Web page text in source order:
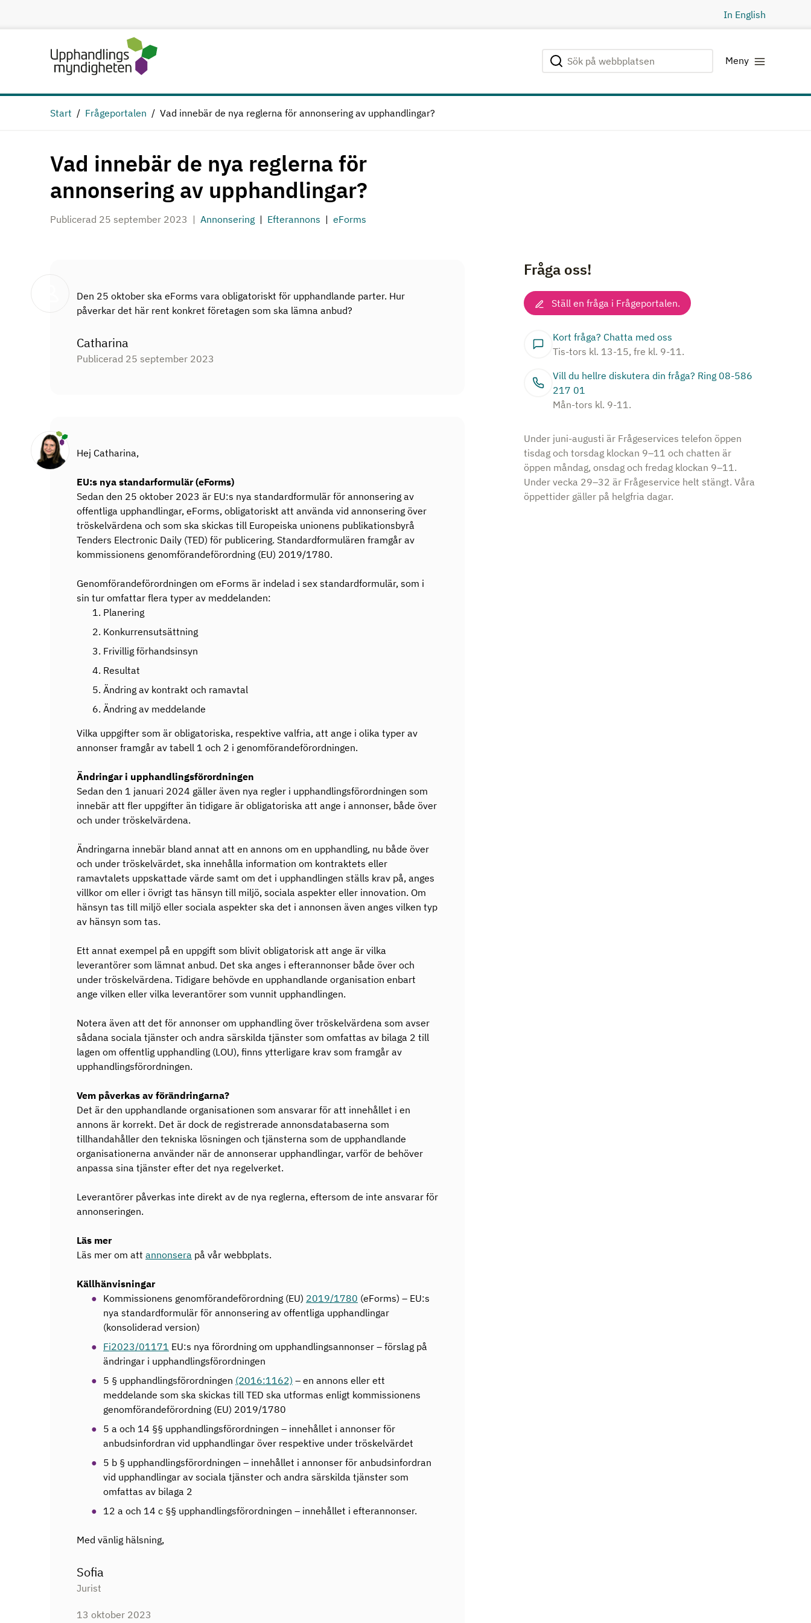
In English
Sök på webbplatsen
Genomför sökning Meny
Start Frågeportalen Vad innebär de nya reglerna för annonsering av upphandlingar?
Vad innebär de nya reglerna för
annonsering av upphandlingar?
Publicerad 25 september 2023 Annonsering Efterannons eForms
Den 25 oktober ska eForms vara obligatoriskt för upphandlande parter. Hur
påverkar det här rent konkret företagen som ska lämna anbud?
Catharina
Publicerad 25 september 2023
Hej Catharina,
EU:s nya standarformulär (eForms)
Sedan den 25 oktober 2023 är EU:s nya standardformulär för annonsering av
offentliga upphandlingar, eForms, obligatoriskt att använda vid annonsering över
tröskelvärdena och som ska skickas till Europeiska unionens publikationsbyrå
Tenders Electronic Daily (TED) för publicering. Standardformulären framgår av
kommissionens genomförandeförordning (EU) 2019/1780.
Genomförandeförordningen om eForms är indelad i sex standardformulär, som i
sin tur omfattar flera typer av meddelanden:
Planering
Konkurrensutsättning
Frivillig förhandsinsyn
Resultat
Ändring av kontrakt och ramavtal
Ändring av meddelande
Vilka uppgifter som är obligatoriska, respektive valfria, att ange i olika typer av
annonser framgår av tabell 1 och 2 i genomförandeförordningen.
Ändringar i upphandlingsförordningen
Sedan den 1 januari 2024 gäller även nya regler i upphandlingsförordningen som
innebär att fler uppgifter än tidigare är obligatoriska att ange i annonser, både över
och under tröskelvärdena.
Ändringarna innebär bland annat att en annons om en upphandling, nu både över
och under tröskelvärdet, ska innehålla information om kontraktets eller
ramavtalets uppskattade värde samt om det i upphandlingen ställs krav på, anges
villkor om eller i övrigt tas hänsyn till miljö, sociala aspekter eller innovation. Om
hänsyn tas till miljö eller sociala aspekter ska det i annonsen även anges vilken typ
av hänsyn som tas.
Ett annat exempel på en uppgift som blivit obligatorisk att ange är vilka
leverantörer som lämnat anbud. Det ska anges i efterannonser både över och
under tröskelvärdena. Tidigare behövde en upphandlande organisation enbart
ange vilken eller vilka leverantörer som vunnit upphandlingen.
Notera även att det för annonser om upphandling över tröskelvärdena som avser
sådana sociala tjänster och andra särskilda tjänster som omfattas av bilaga 2 till
lagen om offentlig upphandling (LOU), finns ytterligare krav som framgår av
upphandlingsförordningen.
Vem påverkas av förändringarna?
Det är den upphandlande organisationen som ansvarar för att innehållet i en
annons är korrekt. Det är dock de registrerade annonsdatabaserna som
tillhandahåller den tekniska lösningen och tjänsterna som de upphandlande
organisationerna använder när de annonserar upphandlingar, varför de behöver
anpassa sina tjänster efter det nya regelverket.
Leverantörer påverkas inte direkt av de nya reglerna, eftersom de inte ansvarar för
annonseringen.
Läs mer
Läs mer om att annonsera på vår webbplats.
Källhänvisningar
Kommissionens genomförandeförordning (EU) 2019/1780 (eForms) – EU:s
nya standardformulär för annonsering av offentliga upphandlingar
(konsoliderad version)
Fi2023/01171 EU:s nya förordning om upphandlingsannonser – förslag på
ändringar i upphandlingsförordningen
5 § upphandlingsförordningen (2016:1162) – en annons eller ett
meddelande som ska skickas till TED ska utformas enligt kommissionens
genomförandeförordning (EU) 2019/1780
5 a och 14 §§ upphandlingsförordningen – innehållet i annonser för
anbudsinfordran vid upphandlingar över respektive under tröskelvärdet
5 b § upphandlingsförordningen – innehållet i annonser för anbudsinfordran
vid upphandlingar av sociala tjänster och andra särskilda tjänster som
omfattas av bilaga 2
12 a och 14 c §§ upphandlingsförordningen – innehållet i efterannonser.
Med vänlig hälsning,
Sofia
Jurist
13 oktober 2023
Fråga oss!
Ställ en fråga i Frågeportalen.
Kort fråga? Chatta med oss
Tis-tors kl. 13-15, fre kl. 9-11.
Vill du hellre diskutera din fråga? Ring 08-586
217 01
Mån-tors kl. 9-11.
Under juni-augusti är Frågeservices telefon öppen
tisdag och torsdag klockan 9–11 och chatten är
öppen måndag, onsdag och fredag klockan 9–11.
Under vecka 29–32 är Frågeservice helt stängt. Våra
öppettider gäller på helgfria dagar.